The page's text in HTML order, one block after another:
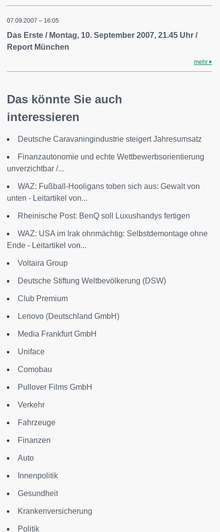
07.09.2007 – 16:05
Das Erste / Montag, 10. September 2007, 21.45 Uhr /
Report München
mehr
Das könnte Sie auch
interessieren
Deutsche Caravaningindustrie steigert Jahresumsatz
Finanzautonomie und echte Wettbewerbsorientierung
unverzichtbar /...
WAZ: Fußball-Hooligans toben sich aus: Gewalt von
unten - Leitartikel von...
Rheinische Post: BenQ soll Luxushandys fertigen
WAZ: USA im Irak ohnmächtig: Selbstdemontage ohne
Ende - Leitartikel von...
Voltaira Group
Deutsche Stiftung Weltbevölkerung (DSW)
Club Premium
Lenovo (Deutschland GmbH)
Media Frankfurt GmbH
Uniface
Comobau
Pullover Films GmbH
Verkehr
Fahrzeuge
Finanzen
Auto
Innenpolitik
Gesundheit
Krankenversicherung
Politik